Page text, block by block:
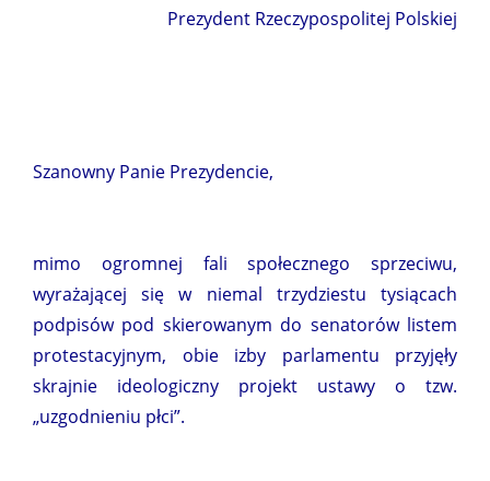
Prezydent Rzeczypospolitej Polskiej
Szanowny Panie Prezydencie,
mimo ogromnej fali społecznego sprzeciwu,
wyrażającej się w niemal trzydziestu tysiącach
podpisów pod skierowanym do senatorów listem
protestacyjnym, obie izby parlamentu przyjęły
skrajnie ideologiczny projekt ustawy o tzw.
„uzgodnieniu płci”.